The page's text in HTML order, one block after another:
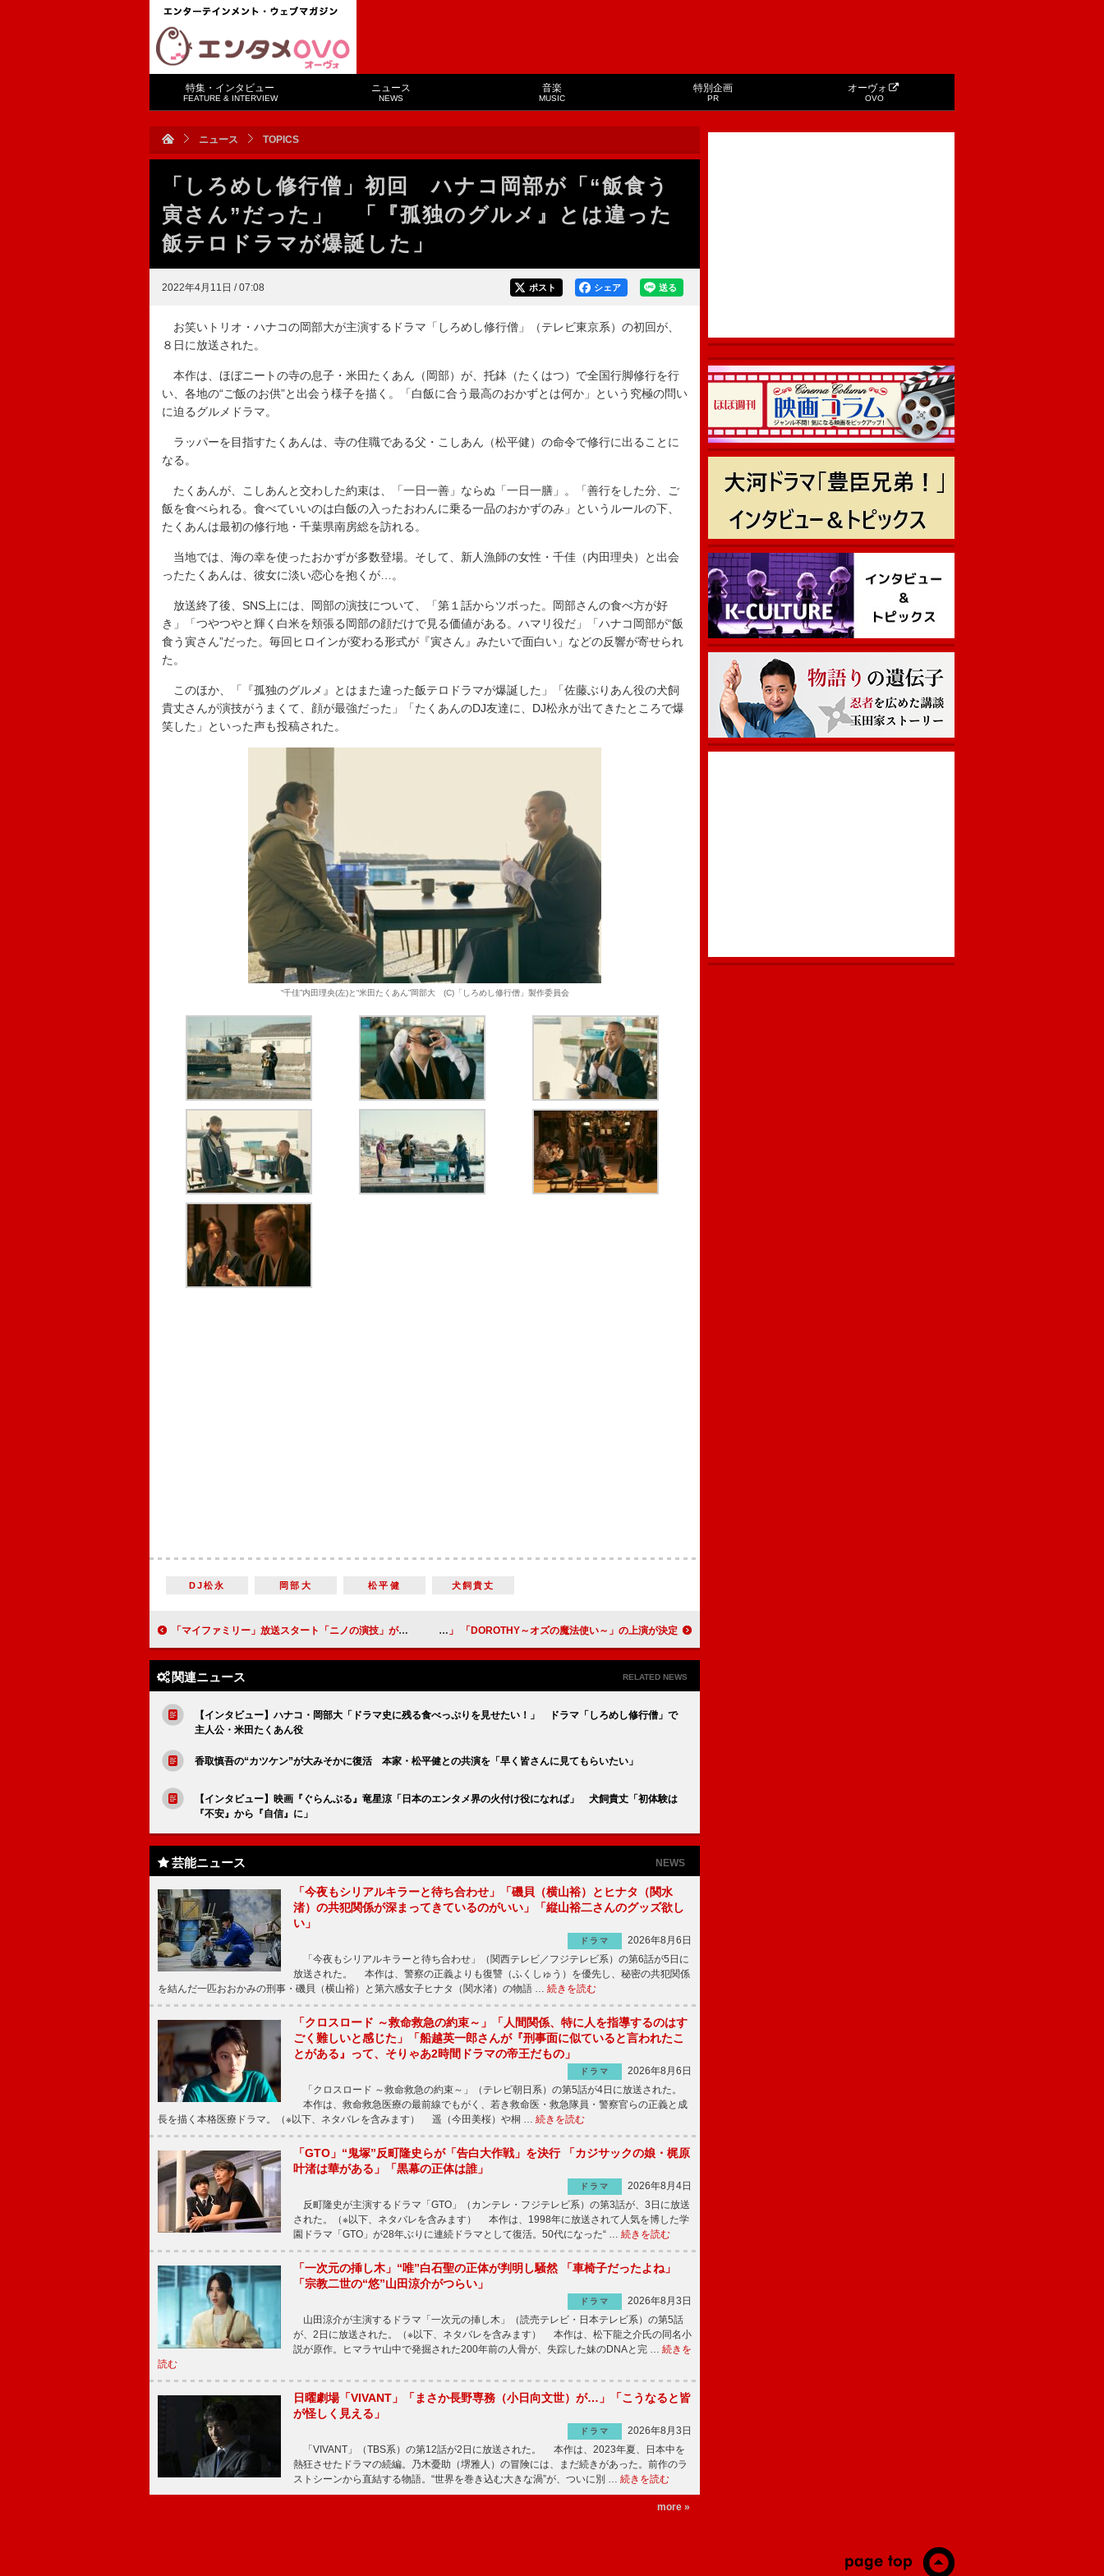
特集・インタビュー
FEATURE & INTERVIEW
ニュース
NEWS
音楽
MUSIC
特別企画
PR
オーヴォ
OVO
ニュース TOPICS
「しろめし修行僧」初回 ハナコ岡部が「“飯食う
寅さん”だった」 「『孤独のグルメ』とは違った
飯テロドラマが爆誕した」
2022年4月11日 / 07:08 送る
シェア
ポスト
お笑いトリオ・ハナコの岡部大が主演するドラマ「しろめし修行僧」（テレビ東京系）の初回が、
８日に放送された。
本作は、ほぼニートの寺の息子・米田たくあん（岡部）が、托鉢（たくはつ）で全国行脚修行を行
い、各地の“ご飯のお供”と出会う様子を描く。「白飯に合う最高のおかずとは何か」という究極の問い
に迫るグルメドラマ。
ラッパーを目指すたくあんは、寺の住職である父・こしあん（松平健）の命令で修行に出ることに
なる。
たくあんが、こしあんと交わした約束は、「一日一善」ならぬ「一日一膳」。「善行をした分、ご
飯を食べられる。食べていいのは白飯の入ったおわんに乗る一品のおかずのみ」というルールの下、
たくあんは最初の修行地・千葉県南房総を訪れる。
当地では、海の幸を使ったおかずが多数登場。そして、新人漁師の女性・千佳（内田理央）と出会
ったたくあんは、彼女に淡い恋心を抱くが…。
放送終了後、SNS上には、岡部の演技について、「第１話からツボった。岡部さんの食べ方が好
き」「つやつやと輝く白米を頬張る岡部の顔だけで見る価値がある。ハマリ役だ」「ハナコ岡部が“飯
食う寅さん”だった。毎回ヒロインが変わる形式が『寅さん』みたいで面白い」などの反響が寄せられ
た。
このほか、「『孤独のグルメ』とはまた違った飯テロドラマが爆誕した」「佐藤ぶりあん役の犬飼
貴丈さんが演技がうまくて、顔が最強だった」「たくあんのDJ友達に、DJ松永が出てきたところで爆
笑した」といった声も投稿された。
“千佳”内田理央(左)と“米田たくあん”岡部大 (C)「しろめし修行僧」製作委員会
DJ松永 岡部大 松平健 犬飼貴丈
「マイファミリー」放送スタート「ニノの演技」がトレンド入り 「絶妙なクズ具合とそこから変化していく演技が絶妙」 桜井玲香、初のミュージカル単独主演に「うれしい」 「DOROTHY～オズの魔法使い～」の上演が決定
関連ニュース RELATED NEWS
【インタビュー】ハナコ・岡部大「ドラマ史に残る食べっぷりを見せたい！」 ドラマ「しろめし修行僧」で
主人公・米田たくあん役
香取慎吾の“カツケン”が大みそかに復活 本家・松平健との共演を「早く皆さんに見てもらいたい」
【インタビュー】映画『ぐらんぶる』竜星涼「日本のエンタメ界の火付け役になれば」 犬飼貴丈「初体験は
『不安』から『自信』に」
芸能ニュース NEWS
「今夜もシリアルキラーと待ち合わせ」「磯貝（横山裕）とヒナタ（関水
渚）の共犯関係が深まってきているのがいい」「縦山裕二さんのグッズ欲し
い」
ドラマ
2026年8月6日
「今夜もシリアルキラーと待ち合わせ」（関西テレビ／フジテレビ系）の第6話が5日に
放送された。 本作は、警察の正義よりも復讐（ふくしゅう）を優先し、秘密の共犯関係
を結んだ一匹おおかみの刑事・磯貝（横山裕）と第六感女子ヒナタ（関水渚）の物語 … 続きを読む
「クロスロード ～救命救急の約束～」「人間関係、特に人を指導するのはす
ごく難しいと感じた」「船越英一郎さんが『刑事面に似ていると言われたこ
とがある』って、そりゃあ2時間ドラマの帝王だもの」
ドラマ
2026年8月6日
「クロスロード ～救命救急の約束～」（テレビ朝日系）の第5話が4日に放送された。
本作は、救命救急医療の最前線でもがく、若き救命医・救急隊員・警察官らの正義と成
長を描く本格医療ドラマ。（※以下、ネタバレを含みます） 遥（今田美桜）や桐 … 続きを読む
「GTO」“鬼塚”反町隆史らが「告白大作戦」を決行 「カジサックの娘・梶原
叶渚は華がある」「黒幕の正体は誰」
ドラマ
2026年8月4日
反町隆史が主演するドラマ「GTO」（カンテレ・フジテレビ系）の第3話が、3日に放送
された。（※以下、ネタバレを含みます） 本作は、1998年に放送されて人気を博した学
園ドラマ「GTO」が28年ぶりに連続ドラマとして復活。50代になった“ … 続きを読む
「一次元の挿し木」“唯”白石聖の正体が判明し騒然 「車椅子だったよね」
「宗教二世の“悠”山田涼介がつらい」
ドラマ
2026年8月3日
山田涼介が主演するドラマ「一次元の挿し木」（読売テレビ・日本テレビ系）の第5話
が、2日に放送された。（※以下、ネタバレを含みます） 本作は、松下龍之介氏の同名小
説が原作。ヒマラヤ山中で発掘された200年前の人骨が、失踪した妹のDNAと完 … 続きを
読む
日曜劇場「VIVANT」「まさか長野専務（小日向文世）が…」「こうなると皆
が怪しく見える」
ドラマ
2026年8月3日
「VIVANT」（TBS系）の第12話が2日に放送された。 本作は、2023年夏、日本中を
熱狂させたドラマの続編。乃木憂助（堺雅人）の冒険には、まだ続きがあった。前作のラ
ストシーンから直結する物語。“世界を巻き込む大きな渦”が、ついに別 … 続きを読む
more »